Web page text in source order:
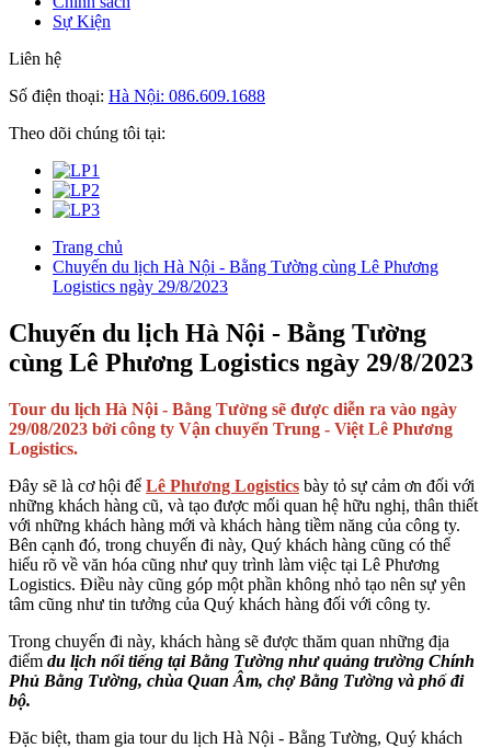
Sự Kiện
Liên hệ
Số điện thoại: Hà Nội: 086.609.1688
Theo dõi chúng tôi tại:
Trang chủ
Chuyến du lịch Hà Nội - Bằng Tường cùng Lê Phương
Logistics ngày 29/8/2023
Chuyến du lịch Hà Nội - Bằng Tường
cùng Lê Phương Logistics ngày 29/8/2023
Tour du lịch Hà Nội - Bằng Tường sẽ được diễn ra vào ngày
29/08/2023 bởi công ty Vận chuyển Trung - Việt Lê Phương
Logistics.
Đây sẽ là cơ hội để Lê Phương Logistics bày tỏ sự cảm ơn đối với
những khách hàng cũ, và tạo được mối quan hệ hữu nghị, thân thiết
với những khách hàng mới và khách hàng tiềm năng của công ty.
Bên cạnh đó, trong chuyến đi này, Quý khách hàng cũng có thể
hiểu rõ về văn hóa cũng như quy trình làm việc tại Lê Phương
Logistics. Điều này cũng góp một phần không nhỏ tạo nên sự yên
tâm cũng như tin tưởng của Quý khách hàng đối với công ty.
Trong chuyến đi này, khách hàng sẽ được thăm quan những địa
điểm du lịch nổi tiếng tại Bằng Tường như quảng trường Chính
Phủ Bằng Tường, chùa Quan Âm, chợ Bằng Tường và phố đi
bộ.
Đặc biệt, tham gia tour du lịch Hà Nội - Bằng Tường, Quý khách